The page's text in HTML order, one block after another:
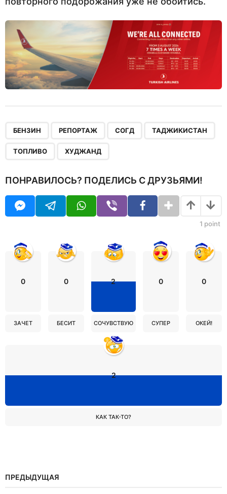
БЕНЗИН РЕПОРТАЖ СОГД ТАДЖИКИСТАН
ТОПЛИВО ХУДЖАНД
ПОНРАВИЛОСЬ? ПОДЕЛИСЬ С ДРУЗЬЯМИ!
1 point
0
ЗАЧЕТ
0
БЕСИТ
2
СОЧУВСТВУЮ
0
СУПЕР
0
ОКЕЙ!
2
КАК ТАК-ТО?
ПРЕДЫДУЩАЯ